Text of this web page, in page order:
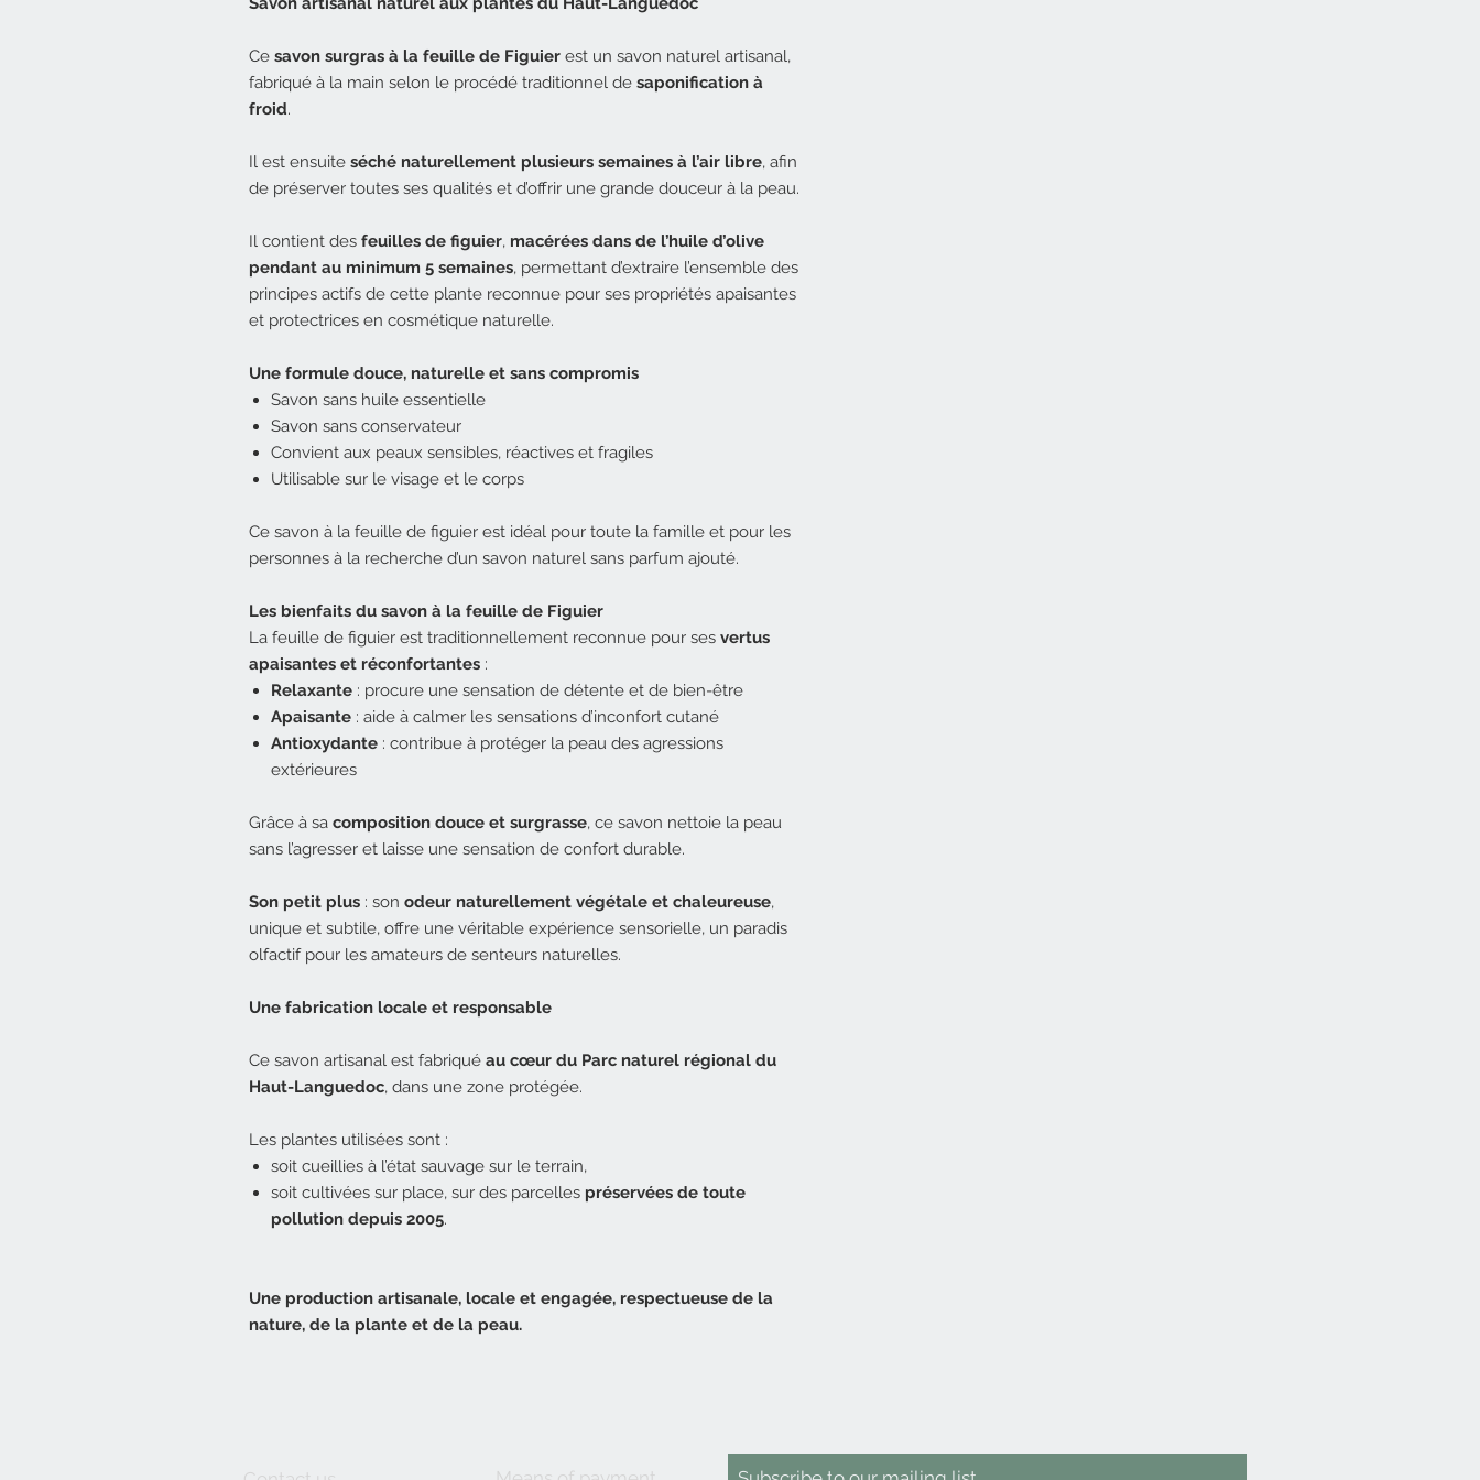
Ce savon surgras à la feuille de Figuier est un savon naturel artisanal,
fabriqué à la main selon le procédé traditionnel de saponification à
froid.
Il est ensuite séché naturellement plusieurs semaines à l’air libre, afin
de préserver toutes ses qualités et d’offrir une grande douceur à la peau.
Il contient des feuilles de figuier, macérées dans de l’huile d’olive
pendant au minimum 5 semaines, permettant d’extraire l’ensemble des
principes actifs de cette plante reconnue pour ses propriétés apaisantes
et protectrices en cosmétique naturelle.
Une formule douce, naturelle et sans compromis
Savon sans huile essentielle
Savon sans conservateur
Convient aux peaux sensibles, réactives et fragiles
Utilisable sur le visage et le corps
Ce savon à la feuille de figuier est idéal pour toute la famille et pour les
personnes à la recherche d’un savon naturel sans parfum ajouté.
Les bienfaits du savon à la feuille de Figuier
La feuille de figuier est traditionnellement reconnue pour ses vertus
apaisantes et réconfortantes :
Relaxante : procure une sensation de détente et de bien-être
Apaisante : aide à calmer les sensations d’inconfort cutané
Antioxydante : contribue à protéger la peau des agressions
extérieures
Grâce à sa composition douce et surgrasse, ce savon nettoie la peau
sans l’agresser et laisse une sensation de confort durable.
Son petit plus : son odeur naturellement végétale et chaleureuse,
unique et subtile, offre une véritable expérience sensorielle, un paradis
olfactif pour les amateurs de senteurs naturelles.
Une fabrication locale et responsable
Ce savon artisanal est fabriqué au cœur du Parc naturel régional du
Haut-Languedoc, dans une zone protégée.
Les plantes utilisées sont :
soit cueillies à l’état sauvage sur le terrain,
soit cultivées sur place, sur des parcelles préservées de toute
pollution depuis 2005.
Une production artisanale, locale et engagée, respectueuse de la
nature, de la plante et de la peau.